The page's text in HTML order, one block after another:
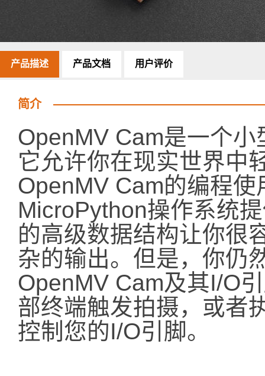
产品描述 产品文档 用户评价
简介
OpenMV Cam是一个
它允许你在现实世界中
OpenMV Cam的编程
MicroPython操作系统
的高级数据结构让你很
杂的输出。但是，你仍
OpenMV Cam及其I/O
部终端触发拍摄，或者
控制您的I/O引脚。